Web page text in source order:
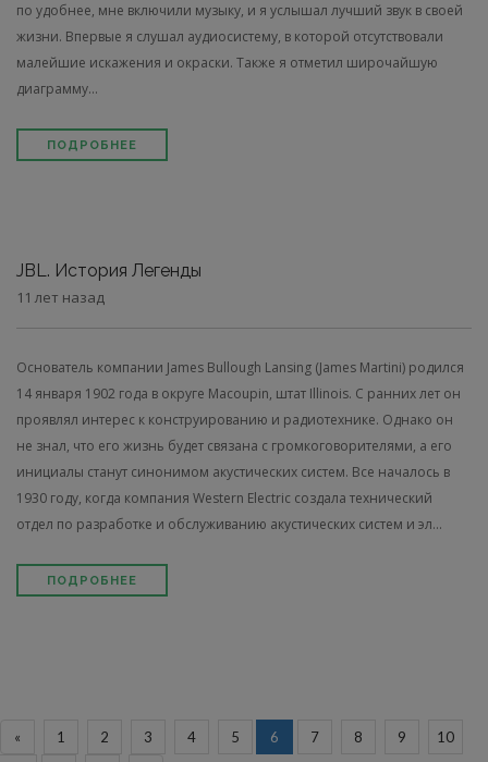
по удобнее, мне вклю­чили музыку, и я услышал лучший звук в своей
жизни. Впервые я слушал аудиосистему, в которой отсутствовали
малейшие искажения и окраски. Также я отметил широчайшую
диаграмму...
ПОДРОБНЕЕ
JBL. История Легенды
11 лет назад
Основатель компании James Bullough Lansing (James Martini) родился
14 января 1902 года в округе Macoupin, штат Illinois. C ранних лет он
проявлял интерес к конструированию и радио­технике. Однако он
не знал, что его жизнь будет связана с громкоговорителями, а его
ини­циалы станут синонимом акустических систем. Все началось в
1930 году, когда компания Western Electric создала технический
отдел по разработке и обслуживанию акустических сис­тем и эл...
ПОДРОБНЕЕ
« 1 2 3 4 5 6 7 8 9
10